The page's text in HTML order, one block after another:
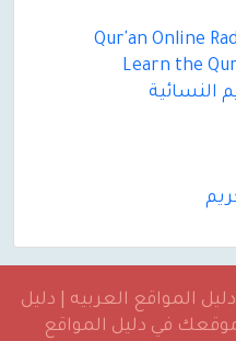
النسائية
دليل المواقع العربيه | دليل
في دليل المواقع